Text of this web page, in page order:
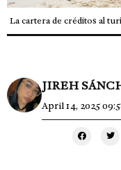
La cartera de créditos al
JIREH
April 14, 2025